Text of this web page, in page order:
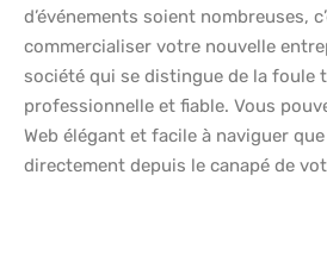
d’événements soient nombreuses,
commercialiser votre nouvelle
société qui se distingue de la foule
professionnelle et fiable. Vous
Web élégant et facile à naviguer
directement depuis le canapé de